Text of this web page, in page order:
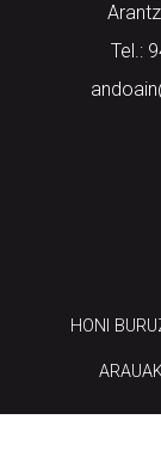
Tel.:
HONI